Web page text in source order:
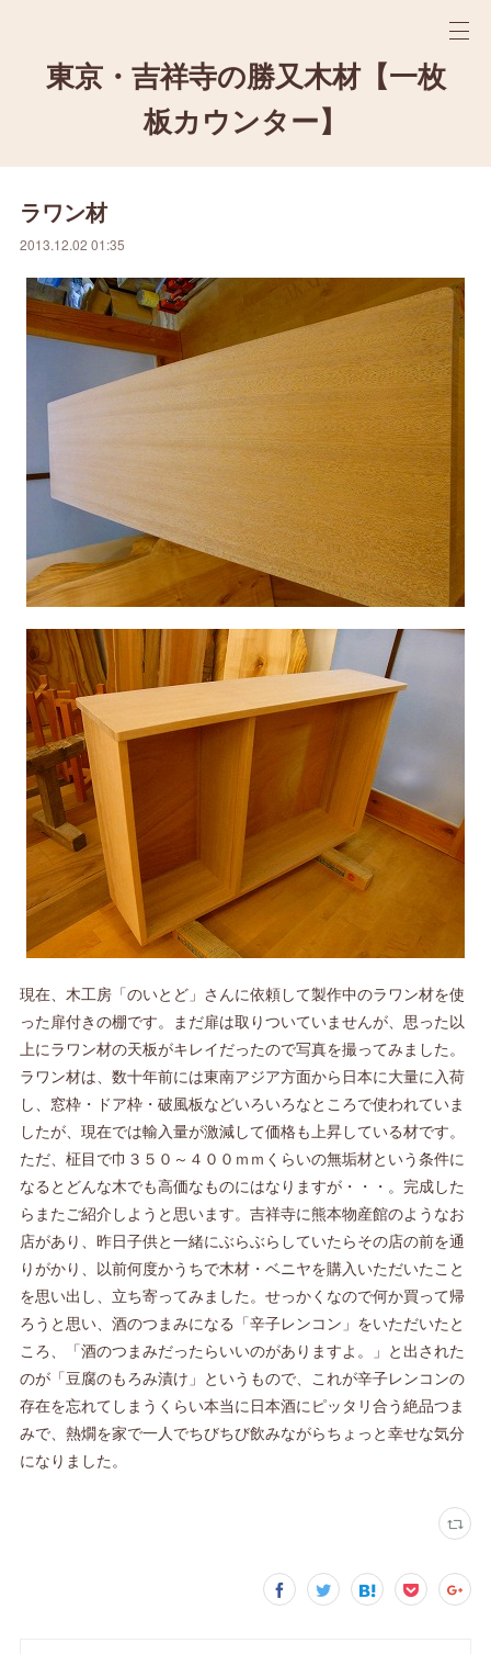
東京・吉祥寺の勝又木材【一枚
板カウンター】
ラワン材
2013.12.02 01:35
現在、木工房「のいとど」さんに依頼して製作中のラワン材を使
った扉付きの棚です。まだ扉は取りついていませんが、思った以
上にラワン材の天板がキレイだったので写真を撮ってみました。
ラワン材は、数十年前には東南アジア方面から日本に大量に入荷
し、窓枠・ドア枠・破風板などいろいろなところで使われていま
したが、現在では輸入量が激減して価格も上昇している材です。
ただ、柾目で巾３５０～４００ｍｍくらいの無垢材という条件に
なるとどんな木でも高価なものにはなりますが・・・。完成した
らまたご紹介しようと思います。吉祥寺に熊本物産館のようなお
店があり、昨日子供と一緒にぶらぶらしていたらその店の前を通
りがかり、以前何度かうちで木材・ベニヤを購入いただいたこと
を思い出し、立ち寄ってみました。せっかくなので何か買って帰
ろうと思い、酒のつまみになる「辛子レンコン」をいただいたと
ころ、「酒のつまみだったらいいのがありますよ。」と出された
のが「豆腐のもろみ漬け」というもので、これが辛子レンコンの
存在を忘れてしまうくらい本当に日本酒にピッタリ合う絶品つま
みで、熱燗を家で一人でちびちび飲みながらちょっと幸せな気分
になりました。